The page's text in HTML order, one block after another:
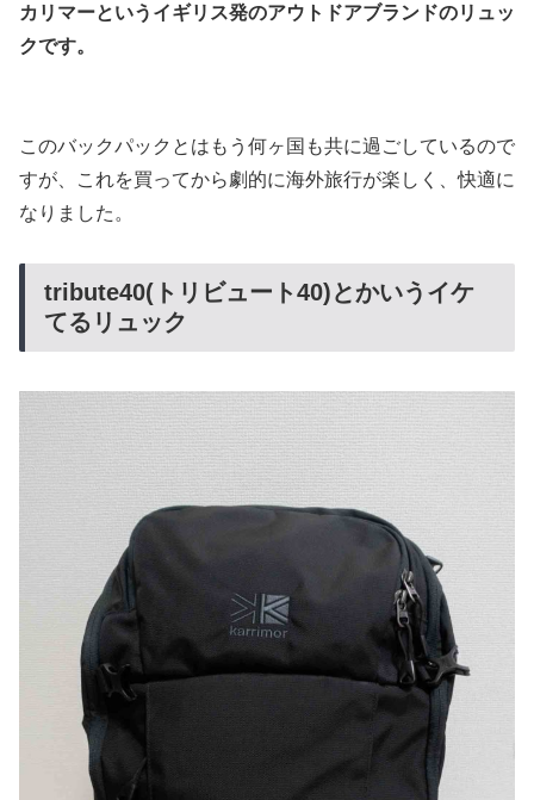
カリマーというイギリス発のアウトドアブランドのリュッ
クです。
このバックパックとはもう何ヶ国も共に過ごしているので
すが、これを買ってから劇的に海外旅行が楽しく、快適に
なりました。
tribute40(トリビュート40)とかいうイケ
てるリュック